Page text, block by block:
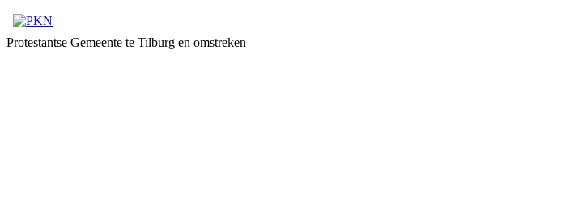
Protestantse Gemeente te Tilburg en omstreken